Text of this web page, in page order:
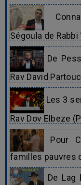
Ségoula de Rabbi
De
Rav David
Les 3
Rav Dov Elbeze
Pour
familles pauvres
De Lag